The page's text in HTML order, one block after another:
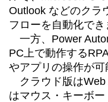
Outlook などのクラ
フローを自動化でき
一方、Power
PC上で動作する
やアプリの操作が可
クラウド版はWeb
はマウス・キーボ